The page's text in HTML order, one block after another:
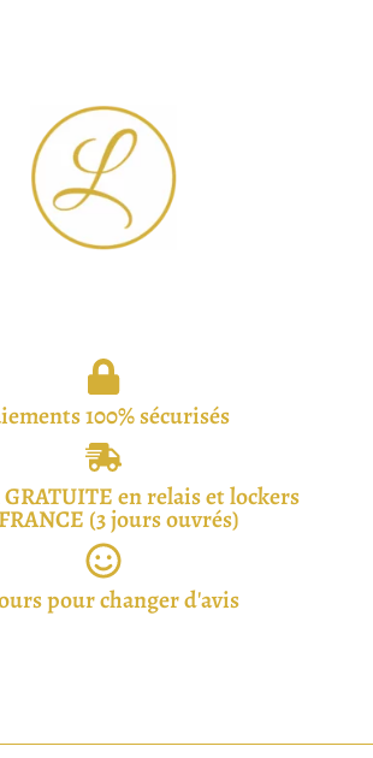
100% sécurisés
en relais et lockers
(3 jours ouvrés)
pour changer d'avis